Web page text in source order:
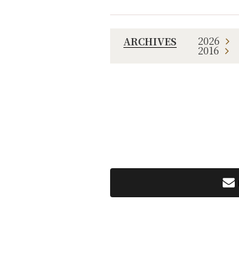
ARCHIVES 2026
2016